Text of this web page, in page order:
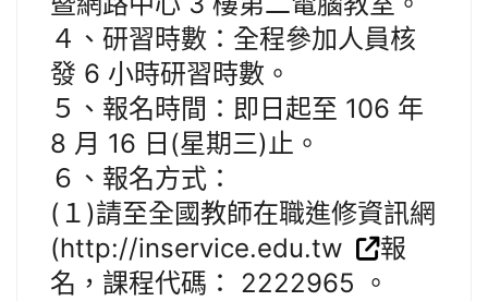
４、研習時數：全程參加人員核
發 6 小時研習時數。
５、報名時間：即日起至 106 年
8 月 16 日(星期三)止。
６、報名方式：
(１)請至全國教師在職進修資訊網
(http://inservice.edu.tw
報
名，課程代碼： 2222965 。